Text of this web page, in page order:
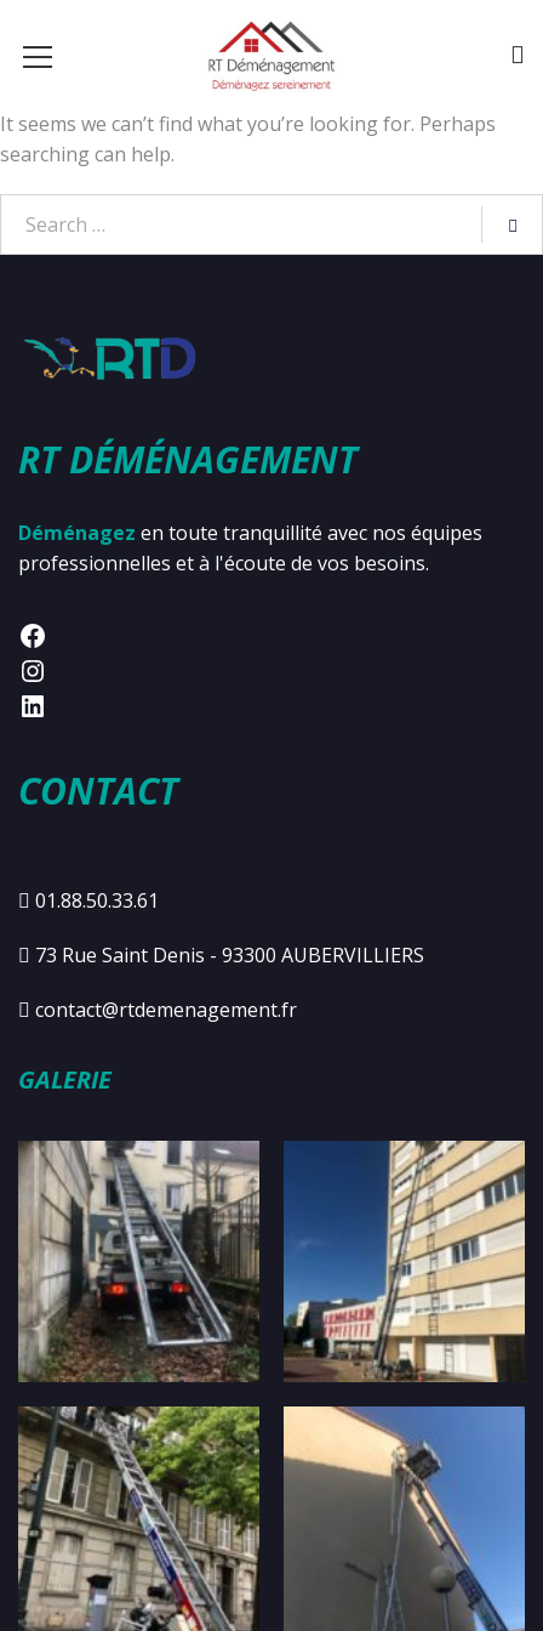
It seems we can’t find what you’re looking for. Perhaps
searching can help.
RT DÉMÉNAGEMENT
Déménagez en toute tranquillité avec nos équipes
professionnelles et à l'écoute de vos besoins.
CONTACT
01.88.50.33.61
73 Rue Saint Denis - 93300 AUBERVILLIERS
contact@rtdemenagement.fr
GALERIE